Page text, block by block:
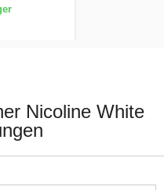
Nicoline White